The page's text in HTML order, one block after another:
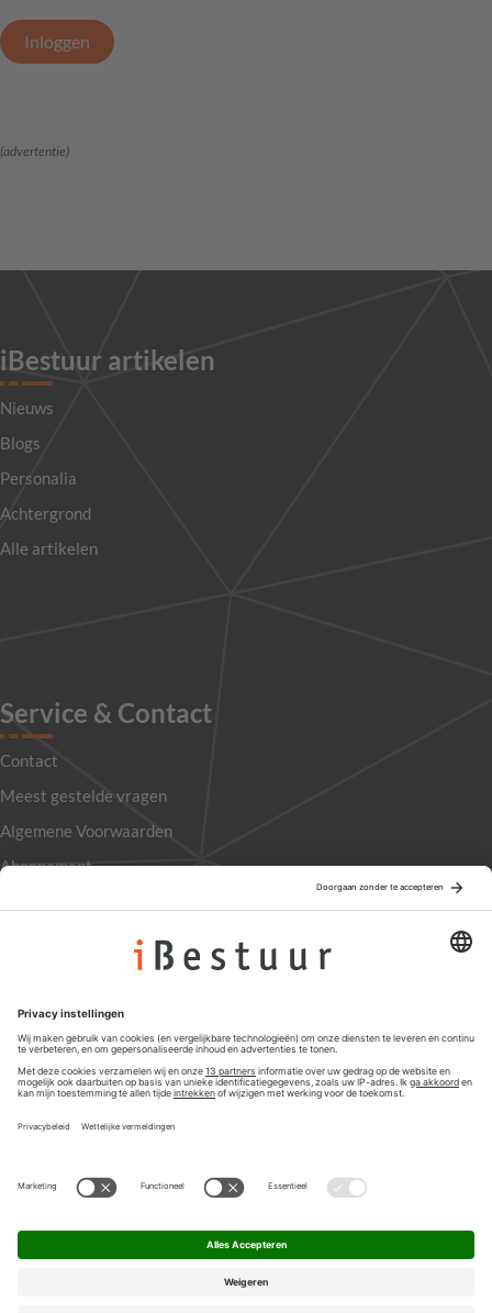
Inloggen
(advertentie)
iBestuur artikelen
Nieuws
Blogs
Personalia
Achtergrond
Alle artikelen
Service & Contact
Contact
Meest gestelde vragen
Algemene Voorwaarden
Abonnement
Privacyinstellingen